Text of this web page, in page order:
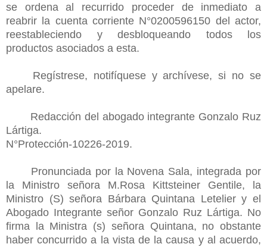
se ordena al recurrido proceder de inmediato a
reabrir la cuenta corriente N°0200596150 del actor,
reestableciendo y desbloqueando todos los
productos asociados a esta.
Regístrese, notifíquese y archívese, si no se
apelare.
Redacción del abogado integrante Gonzalo Ruz
Lártiga.
N°Protección-10226-2019.
Pronunciada por la Novena Sala, integrada por
la Ministro señora M.Rosa Kittsteiner Gentile, la
Ministro (S) señora Bárbara Quintana Letelier y el
Abogado Integrante señor Gonzalo Ruz Lártiga. No
firma la Ministra (s) señora Quintana, no obstante
haber concurrido a la vista de la causa y al acuerdo,